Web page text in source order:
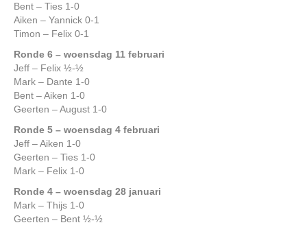
Bent – Ties 1-0
Aiken – Yannick 0-1
Timon – Felix 0-1
Ronde 6 – woensdag 11 februari
Jeff – Felix ½-½
Mark – Dante 1-0
Bent – Aiken 1-0
Geerten – August 1-0
Ronde 5 – woensdag 4 februari
Jeff – Aiken 1-0
Geerten – Ties 1-0
Mark – Felix 1-0
Ronde 4 – woensdag 28 januari
Mark – Thijs 1-0
Geerten – Bent ½-½